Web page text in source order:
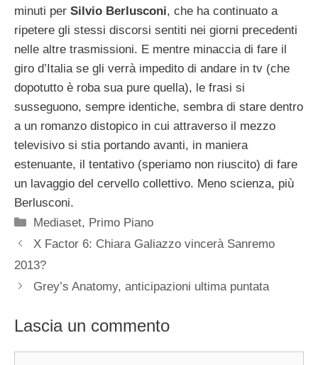
minuti per Silvio Berlusconi, che ha continuato a
ripetere gli stessi discorsi sentiti nei giorni precedenti
nelle altre trasmissioni. E mentre minaccia di fare il
giro d’Italia se gli verrà impedito di andare in tv (che
dopotutto è roba sua pure quella), le frasi si
susseguono, sempre identiche, sembra di stare dentro
a un romanzo distopico in cui attraverso il mezzo
televisivo si stia portando avanti, in maniera
estenuante, il tentativo (speriamo non riuscito) di fare
un lavaggio del cervello collettivo. Meno scienza, più
Berlusconi.
Categorie
Mediaset, Primo Piano
X Factor 6: Chiara Galiazzo vincerà Sanremo
2013?
Grey’s Anatomy, anticipazioni ultima puntata
Lascia un commento